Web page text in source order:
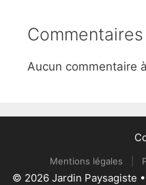
Aucun commentaire
Mentions légales
© 2026 Jardin Paysagiste